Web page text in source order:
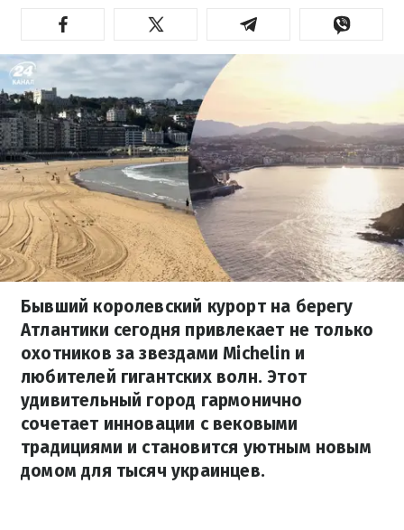
Бывший королевский курорт на берегу
Атлантики сегодня привлекает не только
охотников за звездами Michelin и
любителей гигантских волн. Этот
удивительный город гармонично
сочетает инновации с вековыми
традициями и становится уютным новым
домом для тысяч украинцев.